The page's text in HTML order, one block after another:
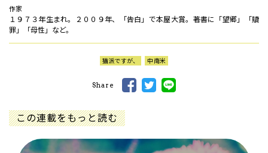
作家
１９７３年生まれ。２００９年、「告白」で本屋大賞。著書に「望郷」「贖
罪」「母性」など。
猫派ですが、 中南米
Share
この連載をもっと読む